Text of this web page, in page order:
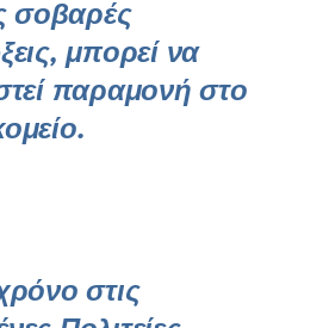
σοβαρές
μπορεί να
παραμονή στο
στις